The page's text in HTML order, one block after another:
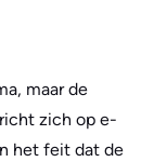
maar de
zich op e-
het feit dat de